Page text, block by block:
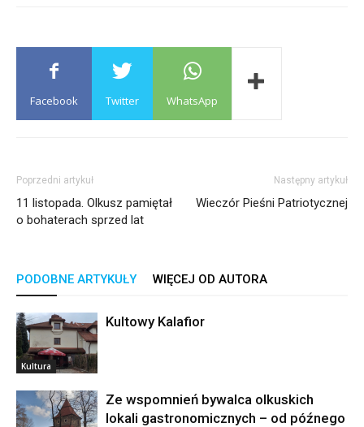
Facebook Twitter WhatsApp
Poprzedni artykuł
11 listopada. Olkusz pamiętał
o bohaterach sprzed lat
Następny artykuł
Wieczór Pieśni Patriotycznej
PODOBNE ARTYKUŁY WIĘCEJ OD AUTORA
Kultura
Kultowy Kalafior
Ze wspomnień bywalca olkuskich
lokali gastronomicznych – od późnego